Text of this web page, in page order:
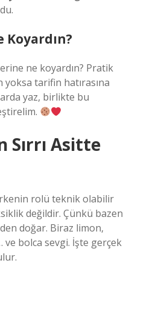
Koyardın?
ne koyardın? Pratik
yoksa tarifin hatırasına
yaz, birlikte bu
Sırrı Asitte
rolü teknik olabilir
değildir. Çünkü bazen
doğar. Biraz limon,
bolca sevgi. İşte gerçek